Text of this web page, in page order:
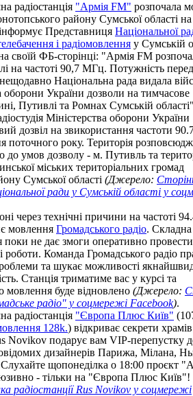
радіостанція "Армія FM" розпочала
району Сумської області на
Представниця Національної
і радіомовлення у Сумській
своїй ФБ-сторінці: "Армія FM
на частоті 90,7 МГц. Потужність
Національна рада видала
оборони України дозволи на тимчасове
Путивлі та Ромнах Сумській
Міністерства оборони України
дозвіл на звикористання частоти
поточного року. Територія
до умов дозволу - м. Путивль та
міських територіальних громад
Сумської області (Джерело:
ради у Сумській області у
через технічні причини на частоті
мовлення Громадського радіо. Складна
поки не дає змоги оперативно провести
роботи. Команда Громадського радіо
та шукає можливості
Станція триматиме вас у курсі та
мовлення буде відновлено (Джерело:
радіо" у соцмережі Facebook).
радіостанція "Європа Плюс Київ"
128k.) відкриває секрети
Novikov подарує вам VIP-перепустку
дизайнерів Парижа, Мілана,
щопонеділка о 18:00 проєкт
- тільки на "Європа Плюс Київ"!
радіостанції Rus Novikov у соцмережі